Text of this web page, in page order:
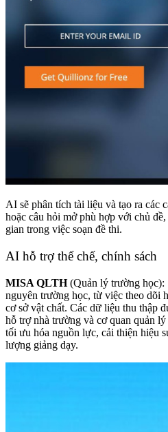
AI sẽ phân tích tài liệu và tạo ra các
hoặc câu hỏi mở phù hợp với chủ
gian trong việc soạn đề thi.
AI hỗ trợ thể chế, chính sách
MISA QLTH(Quản lý trường học):
nguyên trường học, từ việc theo dõi
cơ sở vật chất. Các dữ liệu thu thập
hỗ trợ nhà trường và cơ quan quản
tối ưu hóa nguồn lực, cải thiện hiệu
lượng giảng dạy.